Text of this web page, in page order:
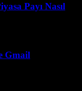
Payı Nasıl
Gmail